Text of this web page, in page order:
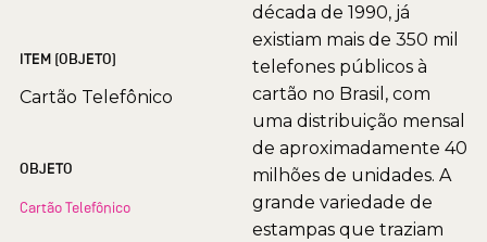
ITEM (OBJETO)
Cartão Telefônico
OBJETO
Cartão Telefônico
década de 1990, já
existiam mais de 350 mil
telefones públicos à
cartão no Brasil, com
uma distribuição mensal
de aproximadamente 40
milhões de unidades. A
grande variedade de
estampas que traziam